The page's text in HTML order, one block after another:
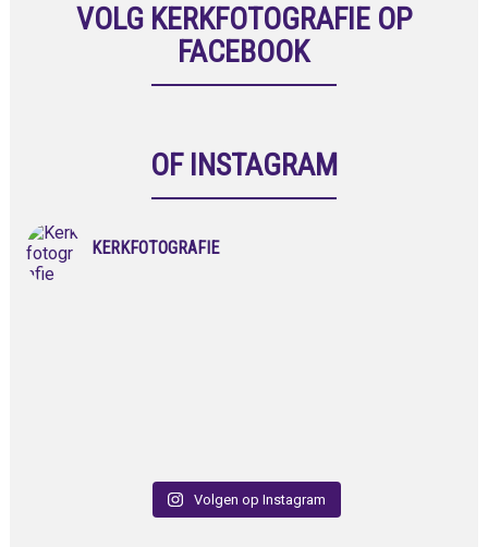
VOLG KERKFOTOGRAFIE OP
FACEBOOK
OF INSTAGRAM
KERKFOTOGRAFIE
Volgen op Instagram